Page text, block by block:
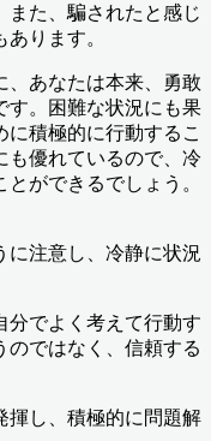
また、騙されたと感じ
ります。
、あなたは本来、勇敢
す。困難な状況にも果
積極的に行動するこ
も優れているので、冷
ができるでしょう。
に注意し、冷静に状況
分でよく考えて行動す
のではなく、信頼する
揮し、積極的に問題解